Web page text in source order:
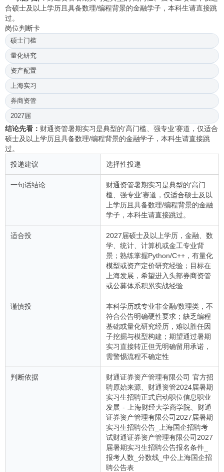
合硕士及以上学历且具备数理/编程背景的金融学子，本科生请直接跳
过。
岗位判断卡
硕士门槛
量化研究
资产配置
上海实习
券商资管
2027届
结论先看： 财通资管暑期实习是典型的‘高门槛、强专业’赛道，仅适合
硕士及以上学历且具备数理/编程背景的金融学子，本科生请直接跳
过。
投递建议
选择性投递
一句话结论
财通资管暑期实习是典型的‘高门
槛、强专业’赛道，仅适合硕士及以
上学历且具备数理/编程背景的金融
学子，本科生请直接跳过。
适合投
2027届硕士及以上学历，金融、数
学、统计、计算机或金工专业背
景；熟练掌握Python/C++，有量化
模型或资产定价研究经验；目标在
上海发展，希望进入头部券商资管
或公募体系积累实战经验
谨慎投
本科学历或专业非金融/数理类，不
符合公告明确硬性要求；缺乏编程
基础或量化研究经历，难以胜任因
子挖掘与模型构建；期望通过暑期
实习直接转正但无明确留用承诺，
需警惕流程不确定性
判断依据
财通证券资产管理有限公司 官方招
聘原始来源、财通资管2024届暑期
实习生招聘正式启动职位信息职业
发展 - 上海财经大学商学院、财通
证券资产管理有限公司2027届暑期
实习生招聘公告_上海国企招聘考
试财通证券资产管理有限公司2027
届暑期实习生招聘公告报名条件_
报考人数_分数线_中公上海国企招
聘公告表